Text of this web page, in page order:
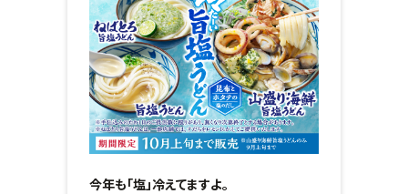
今年も「塩」冷えてますよ。